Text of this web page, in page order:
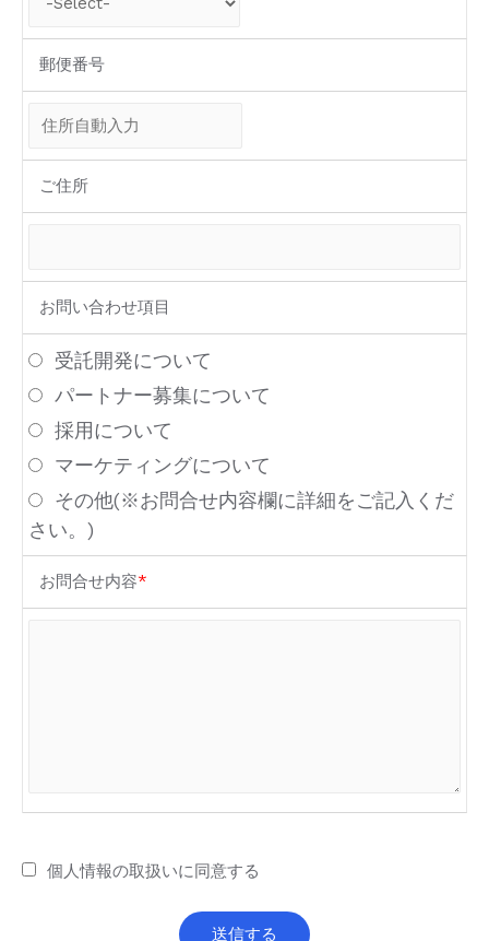
郵便番号
ご住所
お問い合わせ項目
受託開発について
パートナー募集について
採用について
マーケティングについて
その他(※お問合せ内容欄に詳細をご記入くだ
さい。)
お問合せ内容*
個人情報の取扱いに同意する